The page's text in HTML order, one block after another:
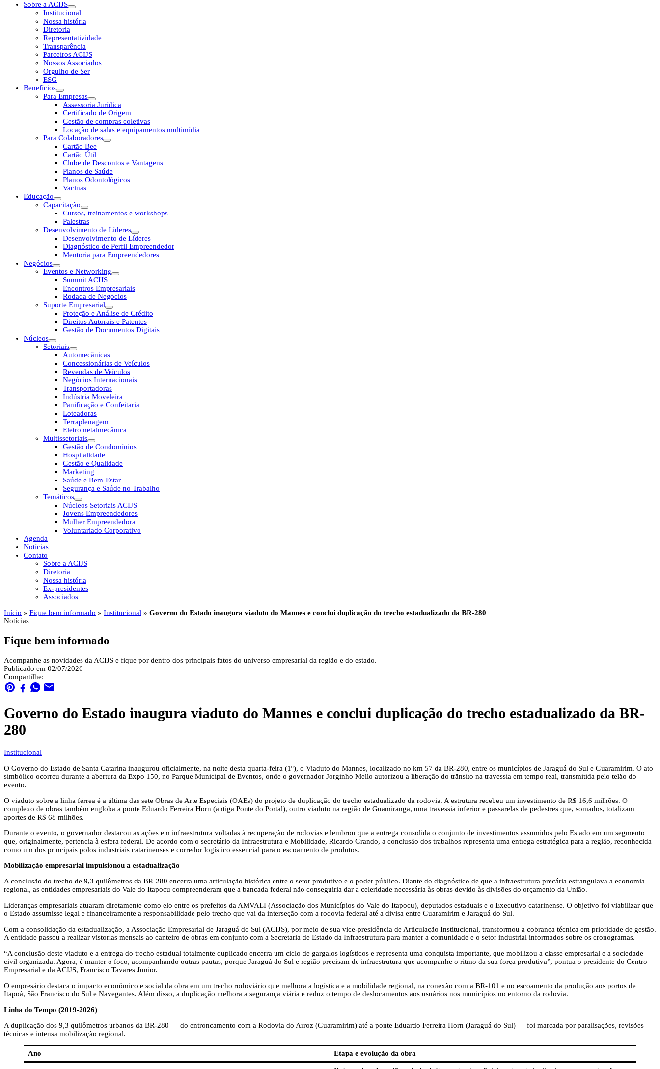
Sobre a ACIJS
Institucional
Nossa história
Diretoria
Representatividade
Transparência
Parceiros ACIJS
Nossos Associados
Orgulho de Ser
ESG
Benefícios
Para Empresas
Assessoria Jurídica
Certificado de Origem
Gestão de compras coletivas
Locação de salas e equipamentos multimídia
Para Colaboradores
Cartão Bee
Cartão Útil
Clube de Descontos e Vantagens
Planos de Saúde
Planos Odontológicos
Vacinas
Educação
Capacitação
Cursos, treinamentos e workshops
Palestras
Desenvolvimento de Líderes
Desenvolvimento de Líderes
Diagnóstico de Perfil Empreendedor
Mentoria para Empreendedores
Negócios
Eventos e Networking
Summit ACIJS
Encontros Empresariais
Rodada de Negócios
Suporte Empresarial
Proteção e Análise de Crédito
Direitos Autorais e Patentes
Gestão de Documentos Digitais
Núcleos
Setoriais
Automecânicas
Concessionárias de Veículos
Revendas de Veículos
Negócios Internacionais
Transportadoras
Indústria Moveleira
Panificação e Confeitaria
Loteadoras
Terraplenagem
Eletrometalmecânica
Multissetoriais
Gestão de Condomínios
Hospitalidade
Gestão e Qualidade
Marketing
Saúde e Bem-Estar
Segurança e Saúde no Trabalho
Temáticos
Núcleos Setoriais ACIJS
Jovens Empreendedores
Mulher Empreendedora
Voluntariado Corporativo
Agenda
Notícias
Contato
Sobre a ACIJS
Diretoria
Nossa história
Ex-presidentes
Associados
Início » Fique bem informado » Institucional » Governo do Estado inaugura viaduto do Mannes e conclui duplicação do trecho estadualizado da BR-280
Notícias
Fique bem informado
Acompanhe as novidades da ACIJS e fique por dentro dos principais fatos do universo empresarial da região e do estado.
Publicado em 02/07/2026
Compartilhe:
Governo do Estado inaugura viaduto do Mannes e conclui duplicação do trecho estadualizado da BR-
280
Institucional
O Governo do Estado de Santa Catarina inaugurou oficialmente, na noite desta quarta-feira (1º), o Viaduto do Mannes, localizado no km 57 da BR-280, entre os municípios de Jaraguá do Sul e Guaramirim. O ato
simbólico ocorreu durante a abertura da Expo 150, no Parque Municipal de Eventos, onde o governador Jorginho Mello autorizou a liberação do trânsito na travessia em tempo real, transmitida pelo telão do
evento.
O viaduto sobre a linha férrea é a última das sete Obras de Arte Especiais (OAEs) do projeto de duplicação do trecho estadualizado da rodovia. A estrutura recebeu um investimento de R$ 16,6 milhões. O
complexo de obras também engloba a ponte Eduardo Ferreira Horn (antiga Ponte do Portal), outro viaduto na região de Guamiranga, uma travessia inferior e passarelas de pedestres que, somados, totalizam
aportes de R$ 68 milhões.
Durante o evento, o governador destacou as ações em infraestrutura voltadas à recuperação de rodovias e lembrou que a entrega consolida o conjunto de investimentos assumidos pelo Estado em um segmento
que, originalmente, pertencia à esfera federal. De acordo com o secretário da Infraestrutura e Mobilidade, Ricardo Grando, a conclusão dos trabalhos representa uma entrega estratégica para a região, reconhecida
como um dos principais polos industriais catarinenses e corredor logístico essencial para o escoamento de produtos.
Mobilização empresarial impulsionou a estadualização
A conclusão do trecho de 9,3 quilômetros da BR-280 encerra uma articulação histórica entre o setor produtivo e o poder público. Diante do diagnóstico de que a infraestrutura precária estrangulava a economia
regional, as entidades empresariais do Vale do Itapocu compreenderam que a bancada federal não conseguiria dar a celeridade necessária às obras devido às divisões do orçamento da União.
Lideranças empresariais atuaram diretamente como elo entre os prefeitos da AMVALI (Associação dos Municípios do Vale do Itapocu), deputados estaduais e o Executivo catarinense. O objetivo foi viabilizar que
o Estado assumisse legal e financeiramente a responsabilidade pelo trecho que vai da interseção com a rodovia federal até a divisa entre Guaramirim e Jaraguá do Sul.
Com a consolidação da estadualização, a Associação Empresarial de Jaraguá do Sul (ACIJS), por meio de sua vice-presidência de Articulação Institucional, transformou a cobrança técnica em prioridade de gestão.
A entidade passou a realizar vistorias mensais ao canteiro de obras em conjunto com a Secretaria de Estado da Infraestrutura para manter a comunidade e o setor industrial informados sobre os cronogramas.
“A conclusão deste viaduto e a entrega do trecho estadual totalmente duplicado encerra um ciclo de gargalos logísticos e representa uma conquista importante, que mobilizou a classe empresarial e a sociedade
civil organizada. Agora, é manter o foco, acompanhando outras pautas, porque Jaraguá do Sul e região precisam de infraestrutura que acompanhe o ritmo da sua força produtiva”, pontua o presidente do Centro
Empresarial e da ACIJS, Francisco Tavares Junior.
O empresário destaca o impacto econômico e social da obra em um trecho rodoviário que melhora a logística e a mobilidade regional, na conexão com a BR-101 e no escoamento da produção aos portos de
Itapoá, São Francisco do Sul e Navegantes. Além disso, a duplicação melhora a segurança viária e reduz o tempo de deslocamentos aos usuários nos municípios no entorno da rodovia.
Linha do Tempo (2019-2026)
A duplicação dos 9,3 quilômetros urbanos da BR-280 — do entroncamento com a Rodovia do Arroz (Guaramirim) até a ponte Eduardo Ferreira Horn (Jaraguá do Sul) — foi marcada por paralisações, revisões
técnicas e intensa mobilização regional.
Ano Etapa e evolução da obra